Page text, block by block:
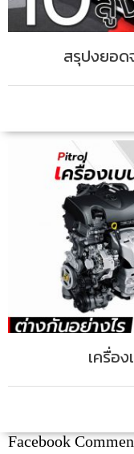
สรุปงยอด
เครื่อ
Facebook